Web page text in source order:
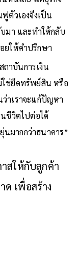
ตัวเองจึงเป็น
มา และทำให้กลับ
ยให้คำปรึกษา
าบันการเงิน
ใช่ยึดทรัพย์สิน หรือ
าเราจะแก้ปัญหา
นชีวิตไปต่อได้
นมากกว่าธนาคาร”
สให้กับลูกค้า
ด เพื่อสร้าง